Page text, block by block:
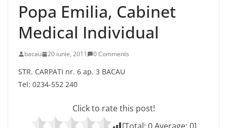
Popa Emilia, Cabinet
Medical Individual
bacau 20 iunie, 2011 0 Comments
STR. CARPATI nr. 6 ap. 3 BACAU
Tel: 0234-552 240
Click to rate this post!